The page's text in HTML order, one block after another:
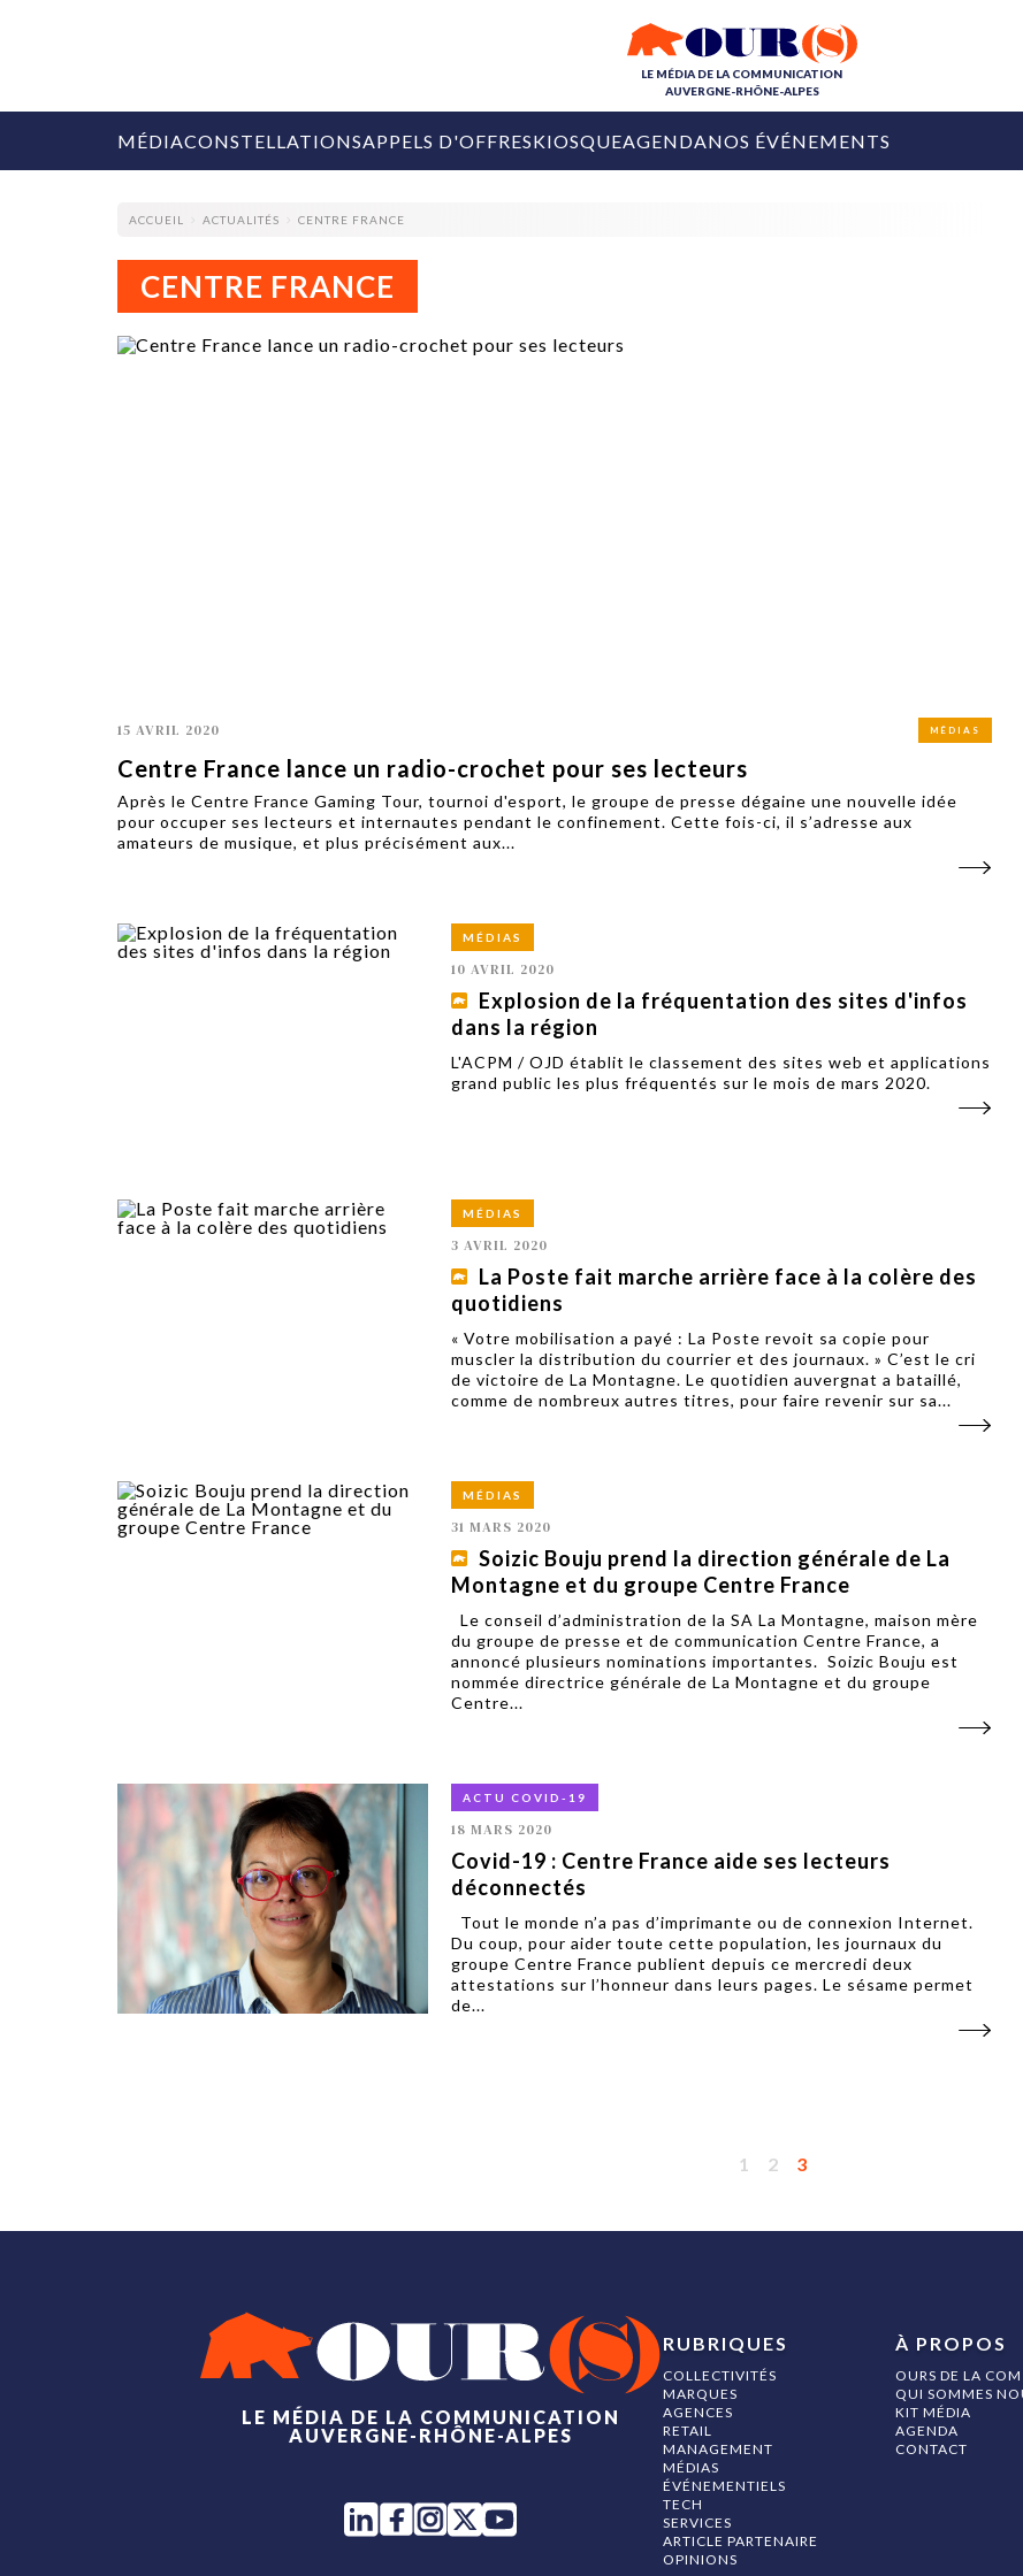
LE MÉDIA DE LA COMMUNICATION
AUVERGNE-RHÔNE-ALPES
MÉDIA
COLLECTIVITÉS
la déconnexion, en digital et
marketing et communication,
CONSTELLATIONSAPPELS D'OFFRESKIOSQUEAGENDANOS ÉVÉNEMENTS
ACCUEIL ACTUALITÉS CENTRE FRANCE
CENTRE FRANCE
15 AVRIL 2020 MÉDIAS
Centre France lance un radio-crochet pour ses lecteurs
Après le Centre France Gaming Tour, tournoi d'esport, le groupe de presse dégaine une nouvelle idée
pour occuper ses lecteurs et internautes pendant le confinement. Cette fois-ci, il s’adresse aux
amateurs de musique, et plus précisément aux...
MÉDIAS
10 AVRIL 2020
Explosion de la fréquentation des sites d'infos
dans la région
L'ACPM / OJD établit le classement des sites web et applications
grand public les plus fréquentés sur le mois de mars 2020.
MÉDIAS
3 AVRIL 2020
La Poste fait marche arrière face à la colère des
quotidiens
« Votre mobilisation a payé : La Poste revoit sa copie pour
muscler la distribution du courrier et des journaux. » C’est le cri
de victoire de La Montagne. Le quotidien auvergnat a bataillé,
comme de nombreux autres titres, pour faire revenir sur sa...
MÉDIAS
31 MARS 2020
Soizic Bouju prend la direction générale de La
Montagne et du groupe Centre France
Le conseil d’administration de la SA La Montagne, maison mère
du groupe de presse et de communication Centre France, a
annoncé plusieurs nominations importantes. Soizic Bouju est
nommée directrice générale de La Montagne et du groupe
Centre...
ACTU COVID-19
18 MARS 2020
Covid-19 : Centre France aide ses lecteurs
déconnectés
Tout le monde n’a pas d’imprimante ou de connexion Internet.
Du coup, pour aider toute cette population, les journaux du
groupe Centre France publient depuis ce mercredi deux
attestations sur l’honneur dans leurs pages. Le sésame permet
de...
1 2 3
LE MÉDIA DE LA COMMUNICATION
AUVERGNE-RHÔNE-ALPES
RUBRIQUES
COLLECTIVITÉS
MARQUES
AGENCES
RETAIL
MANAGEMENT
MÉDIAS
ÉVÉNEMENTIELS
TECH
SERVICES
ARTICLE PARTENAIRE
OPINIONS
À PROPOS
OURS DE LA COM
QUI SOMMES
KIT MÉDIA
AGENDA
CONTACT